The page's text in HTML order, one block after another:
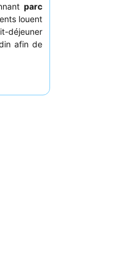
parc
louent
déjeuner
afin de